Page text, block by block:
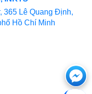
365 Lê Quang Định,
Hồ Chí Minh